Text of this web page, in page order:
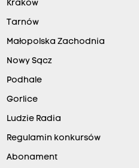
Kraków
Tarnów
Małopolska Zachodnia
Nowy Sącz
Podhale
Gorlice
Ludzie Radia
Regulamin konkursów
Abonament